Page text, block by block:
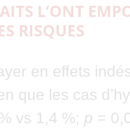
L’ONT
RISQUES
en effets
que les cas
vs 1,4 %; p =